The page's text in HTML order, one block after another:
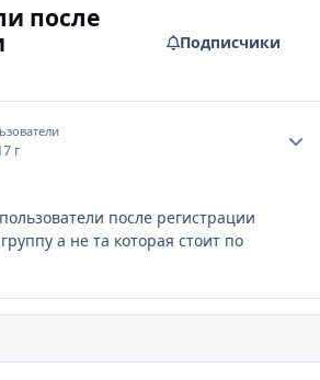
после
Подписчики
г
после регистрации
а не та которая стоит по